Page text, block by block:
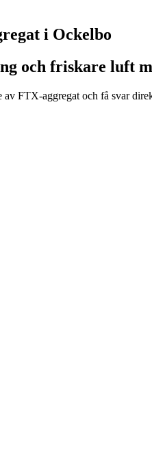
i Ockelbo
och friskare luft
av FTX-aggregat och få svar